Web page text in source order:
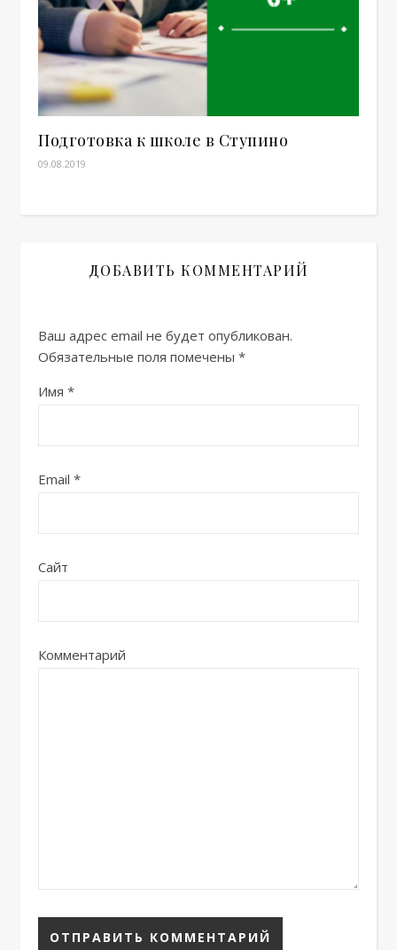
Подготовка к школе в Ступино
09.08.2019
ДОБАВИТЬ КОММЕНТАРИЙ
Ваш адрес email не будет опубликован.
Обязательные поля помечены *
Имя *
Email *
Сайт
Комментарий